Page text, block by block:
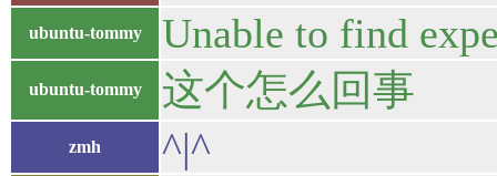
ubuntu-tommy Unable to find
ubuntu-tommy 这个怎么回事
zmh ^|^